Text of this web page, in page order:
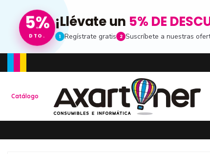
5%
DTO.
¡Llévate un 5% DE
1 Regístrate gratis 2 Suscríbete a nuestras
Toda la informacion
Ten una visión completa de dónde está
de compras
Promociones
Catálogo